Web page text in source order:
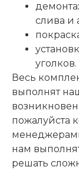
слива и
уголков.
Весь
выполнят
пожалуйста
нам
решать